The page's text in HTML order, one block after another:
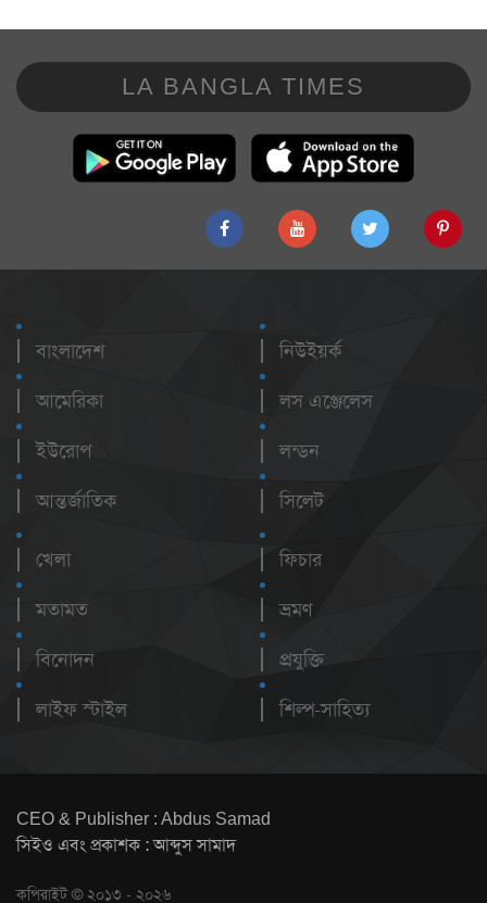
LA BANGLA TIMES
বাংলাদেশ
আমেরিকা
ইউরোপ
আন্তর্জাতিক
নিউইয়র্ক
লস এঞ্জেলেস
লন্ডন
সিলেট
খেলা
মতামত
বিনোদন
লাইফ স্টাইল
ফিচার
ভ্রমণ
প্রযুক্তি
শিল্প-সাহিত্য
CEO & Publisher : Abdus Samad
সিইও এবং প্রকাশক : আব্দুস সামাদ
কপিরাইট © ২০১৩ - ২০২৬